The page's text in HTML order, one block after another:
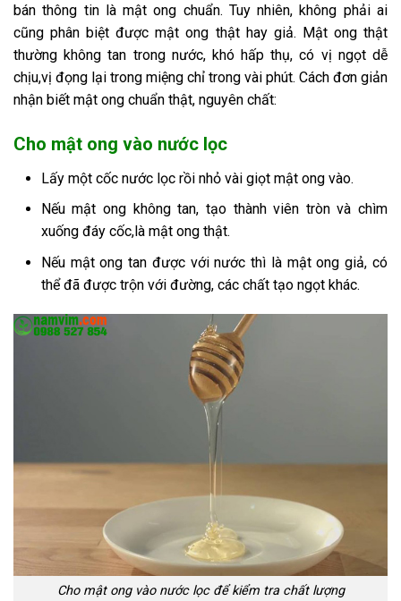
bán thông tin là mật ong chuẩn. Tuy nhiên, không phải ai
cũng phân biệt được mật ong thật hay giả. Mật ong thật
thường không tan trong nước, khó hấp thụ, có vị ngọt dễ
chịu,vị đọng lại trong miệng chỉ trong vài phút. Cách đơn giản
nhận biết mật ong chuẩn thật, nguyên chất:
Cho mật ong vào nước lọc
Lấy một cốc nước lọc rồi nhỏ vài giọt mật ong vào.
Nếu mật ong không tan, tạo thành viên tròn và chìm
xuống đáy cốc,là mật ong thật.
Nếu mật ong tan được với nước thì là mật ong giả, có
thể đã được trộn với đường, các chất tạo ngọt khác.
Cho mật ong vào nước lọc để kiểm tra chất lượng